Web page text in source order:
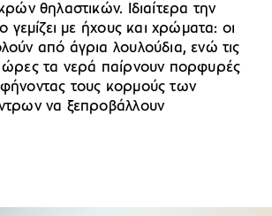
θηλαστικών. Ιδιαίτερα την
γεμίζει με ήχους και χρώματα: οι
από άγρια λουλούδια, ενώ τις
ώρες τα νερά παίρνουν πορφυρές
τους κορμούς των
να ξεπροβάλλουν